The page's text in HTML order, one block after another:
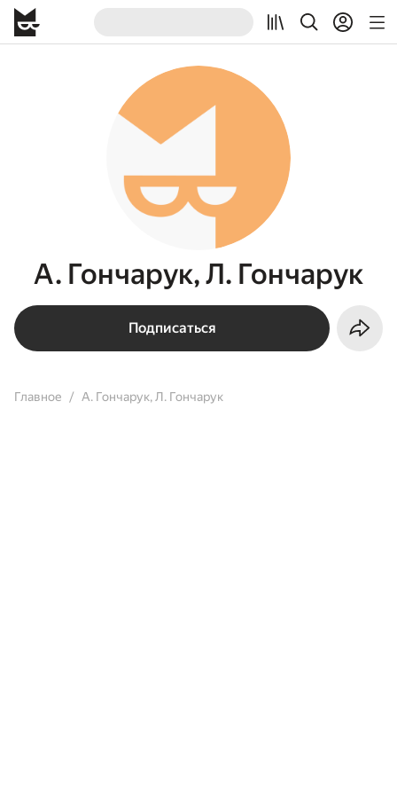
А. Гончарук, Л. Гончарук
Подписаться
Главное А. Гончарук, Л. Гончарук